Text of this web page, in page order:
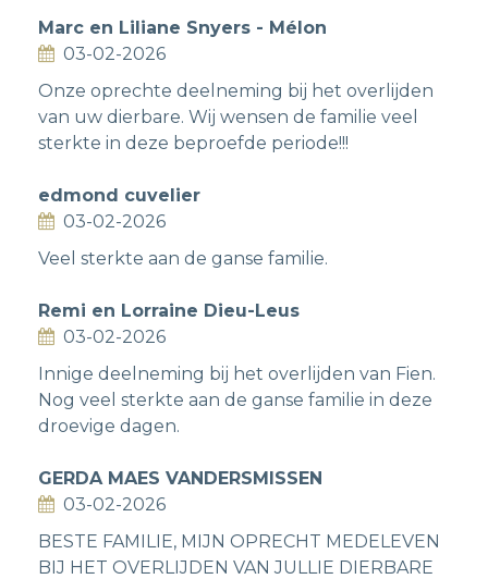
Marc en Liliane Snyers - Mélon
03-02-2026
Onze oprechte deelneming bij het overlijden
van uw dierbare. Wij wensen de familie veel
sterkte in deze beproefde periode!!!
edmond cuvelier
03-02-2026
Veel sterkte aan de ganse familie.
Remi en Lorraine Dieu-Leus
03-02-2026
Innige deelneming bij het overlijden van Fien.
Nog veel sterkte aan de ganse familie in deze
droevige dagen.
GERDA MAES VANDERSMISSEN
03-02-2026
BESTE FAMILIE, MIJN OPRECHT MEDELEVEN
BIJ HET OVERLIJDEN VAN JULLIE DIERBARE